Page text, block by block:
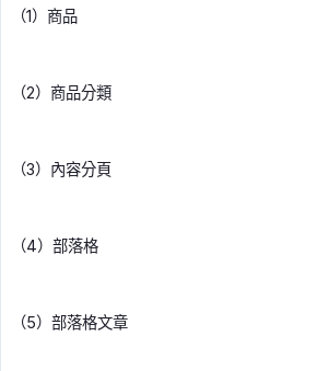
（1）商品
（2）商品分類
（3）內容分頁
（4）部落格
（5）部落格文章